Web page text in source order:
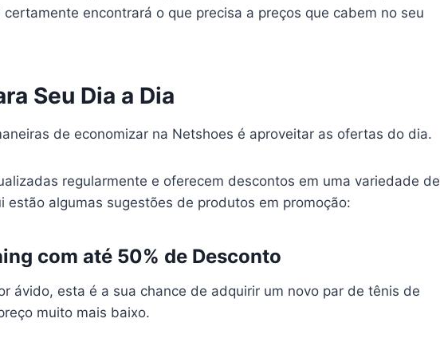
encontrará o que precisa a preços que cabem no seu
Seu Dia a Dia
de economizar na Netshoes é aproveitar as ofertas do dia.
regularmente e oferecem descontos em uma variedade de
estão algumas sugestões de produtos em promoção:
com até 50% de Desconto
ávido, esta é a sua chance de adquirir um novo par de tênis de
muito mais baixo.